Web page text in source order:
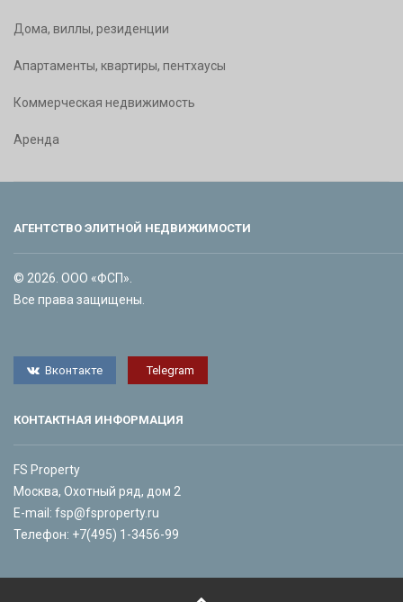
Дома, виллы, резиденции
Апартаменты, квартиры, пентхаусы
Коммерческая недвижимость
Аренда
АГЕНТСТВО ЭЛИТНОЙ НЕДВИЖИМОСТИ
© 2026. ООО «ФСП».
Все права защищены.
Вконтакте Telegram
КОНТАКТНАЯ ИНФОРМАЦИЯ
FS Property
Москва, Охотный ряд, дом 2
E-mail: fsp@fsproperty.ru
Телефон: +7(495) 1-3456-99